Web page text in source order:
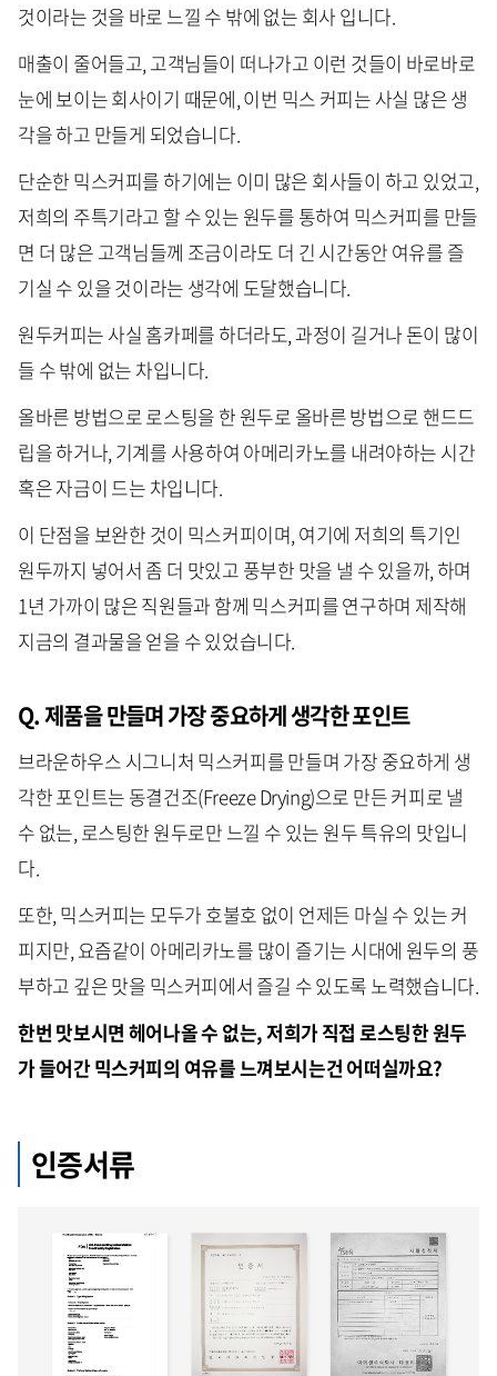
것이라는 것을 바로 느낄 수 밖에 없는 회사 입니다.
매출이 줄어들고, 고객님들이 떠나가고 이런 것들이 바로바로
눈에 보이는 회사이기 때문에, 이번 믹스 커피는 사실 많은 생
각을 하고 만들게 되었습니다.
단순한 믹스커피를 하기에는 이미 많은 회사들이 하고 있었고,
저희의 주특기라고 할 수 있는 원두를 통하여 믹스커피를 만들
면 더 많은 고객님들께 조금이라도 더 긴 시간동안 여유를 즐
기실 수 있을 것이라는 생각에 도달했습니다.
원두커피는 사실 홈카페를 하더라도, 과정이 길거나 돈이 많이
들 수 밖에 없는 차입니다.
올바른 방법으로 로스팅을 한 원두로 올바른 방법으로 핸드드
립을 하거나, 기계를 사용하여 아메리카노를 내려야하는 시간
혹은 자금이 드는 차입니다.
이 단점을 보완한 것이 믹스커피이며, 여기에 저희의 특기인
원두까지 넣어서 좀 더 맛있고 풍부한 맛을 낼 수 있을까, 하며
1년 가까이 많은 직원들과 함께 믹스커피를 연구하며 제작해
지금의 결과물을 얻을 수 있었습니다.
Q. 제품을 만들며 가장 중요하게 생각한 포인트
브라운하우스 시그니처 믹스커피를 만들며 가장 중요하게 생
각한 포인트는 동결건조(Freeze Drying)으로 만든 커피로 낼
수 없는, 로스팅한 원두로만 느낄 수 있는 원두 특유의 맛입니
다.
또한, 믹스커피는 모두가 호불호 없이 언제든 마실 수 있는 커
피지만, 요즘같이 아메리카노를 많이 즐기는 시대에 원두의 풍
부하고 깊은 맛을 믹스커피에서 즐길 수 있도록 노력했습니다.
한번 맛보시면 헤어나올 수 없는, 저희가 직접 로스팅한 원두
가 들어간 믹스커피의 여유를 느껴보시는건 어떠실까요?
인증서류